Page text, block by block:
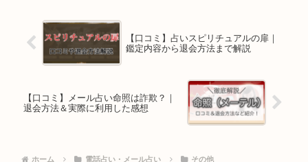
【口コミ】占いスピリチュアルの扉｜
鑑定内容から退会方法まで解説
【口コミ】メール占い命照は詐欺？｜
退会方法＆実際に利用した感想
ホーム 電話占い・メール占い その他